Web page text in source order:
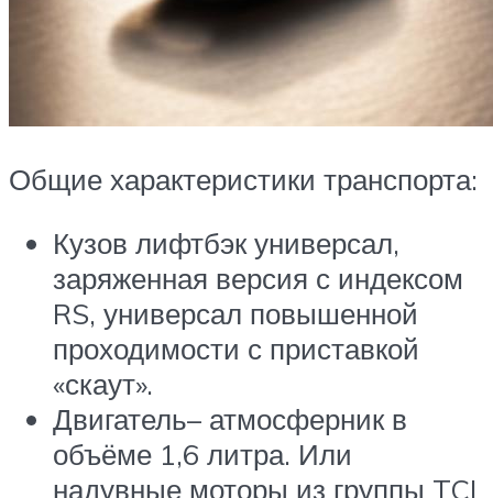
Общие характеристики транспорта:
Кузов лифтбэк универсал,
заряженная версия с индексом
RS, универсал повышенной
проходимости с приставкой
«скаут».
Двигатель– атмосферник в
объёме 1,6 литра. Или
надувные моторы из группы TCI